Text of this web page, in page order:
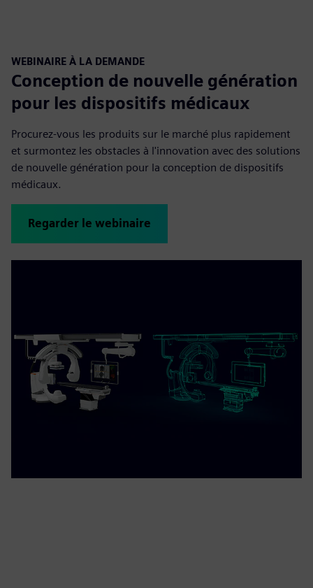
WEBINAIRE À LA DEMANDE
Conception de nouvelle génération
pour les dispositifs médicaux
Procurez-vous les produits sur le marché plus rapidement
et surmontez les obstacles à l'innovation avec des solutions
de nouvelle génération pour la conception de dispositifs
médicaux.
Regarder le webinaire